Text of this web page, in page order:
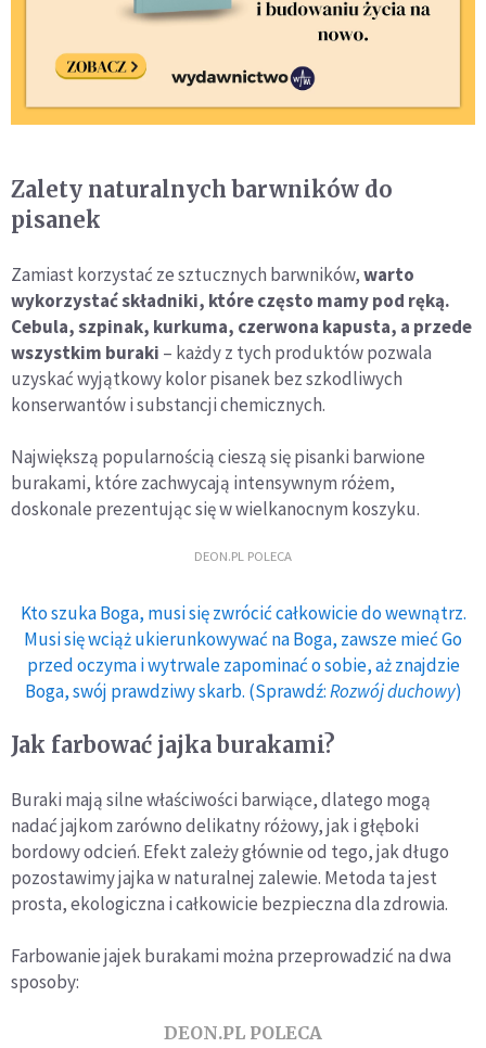
Zalety naturalnych barwników do
pisanek
Zamiast korzystać ze sztucznych barwników,warto
wykorzystać składniki, które często mamy pod ręką.
Cebula, szpinak, kurkuma, czerwona kapusta, a przede
wszystkim buraki – każdy z tych produktów pozwala
uzyskać wyjątkowy kolor pisanek bez szkodliwych
konserwantów i substancji chemicznych.
Największą popularnością cieszą się pisanki barwione
burakami, które zachwycają intensywnym różem,
doskonale prezentując się w wielkanocnym koszyku.
DEON.PL POLECA
Kto szuka Boga, musi się zwrócić całkowicie do wewnątrz.
Musi się wciąż ukierunkowywać na Boga, zawsze mieć Go
przed oczyma i wytrwale zapominać o sobie, aż znajdzie
Boga, swój prawdziwy skarb. (Sprawdź:Rozwój duchowy)
Jak farbować jajka burakami?
Buraki mają silne właściwości barwiące, dlatego mogą
nadać jajkom zarówno delikatny różowy, jak i głęboki
bordowy odcień. Efekt zależy głównie od tego, jak długo
pozostawimy jajka w naturalnej zalewie. Metoda ta jest
prosta, ekologiczna i całkowicie bezpieczna dla zdrowia.
Farbowanie jajek burakami można przeprowadzić na dwa
sposoby:
DEON.PL POLECA